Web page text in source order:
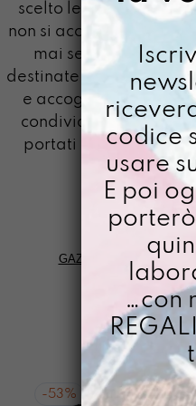
scelto le riflessioni
non si accontenta di
mai sentirsi
destinate al femminile.
e accogliere,
condividere una
portati tutti un passo
questa
GAZPACHO >
-53%
codice
usare
E poi
…con